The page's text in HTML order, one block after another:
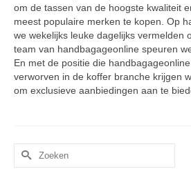
om de tassen van de hoogste kwaliteit
meest populaire merken te kopen. Op
we wekelijks leuke dagelijks vermelden
team van handbagageonline speuren
En met de positie die
verworven in de koffer branche krijgen
om exclusieve aanbiedingen aan te
Zoek